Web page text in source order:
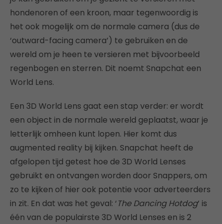
hondenoren of een kroon, maar tegenwoordig is
het ook mogelijk om de normale camera (dus de
‘outward-facing camera’) te gebruiken en de
wereld om je heen te versieren met bijvoorbeeld
regenbogen en sterren. Dit noemt Snapchat een
World Lens.
Een 3D World Lens gaat een stap verder: er wordt
een object in de normale wereld geplaatst, waar je
letterlijk omheen kunt lopen. Hier komt dus
augmented reality bij kijken. Snapchat heeft de
afgelopen tijd getest hoe de 3D World Lenses
gebruikt en ontvangen worden door Snappers, om
zo te kijken of hier ook potentie voor adverteerders
in zit. En dat was het geval: ‘The Dancing Hotdog’ is
één van de populairste 3D World Lenses en is 2